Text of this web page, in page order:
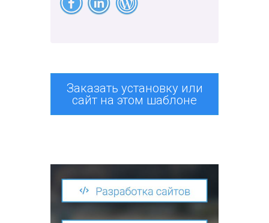
Заказать установку или
сайт на этом шаблоне